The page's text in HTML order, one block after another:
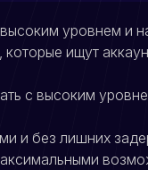
высоким уровнем и
ищут
с высоким
и без лишних